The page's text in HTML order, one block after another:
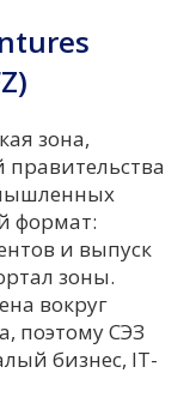
зона,
формат:
и выпуск
зоны.
вокруг
поэтому СЭЗ
бизнес, IT-